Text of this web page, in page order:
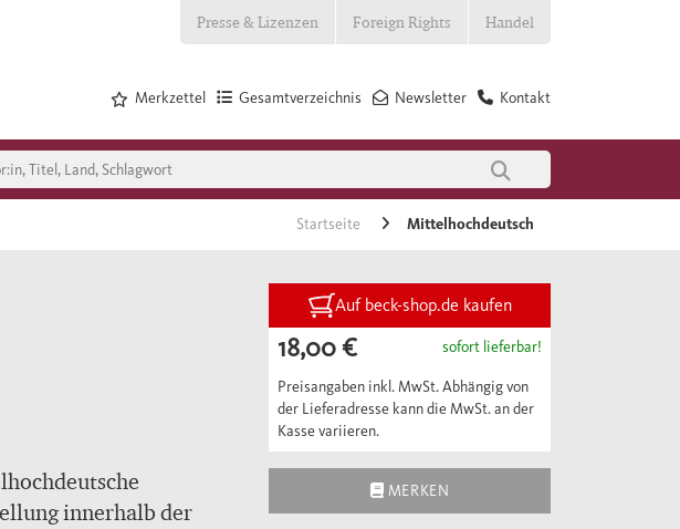
Presse & Lizenzen Foreign Rights Handel
Kontakt
Newsletter
Gesamtverzeichnis
Merkzettel
Startseite Mittelhochdeutsch
innerhalb der
Auf beck-shop.de kaufen
18,00 € sofort lieferbar!
Preisangaben inkl. MwSt. Abhängig von
der Lieferadresse kann die MwSt. an der
Kasse variieren.
MERKEN